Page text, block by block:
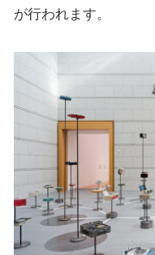
が行われます。